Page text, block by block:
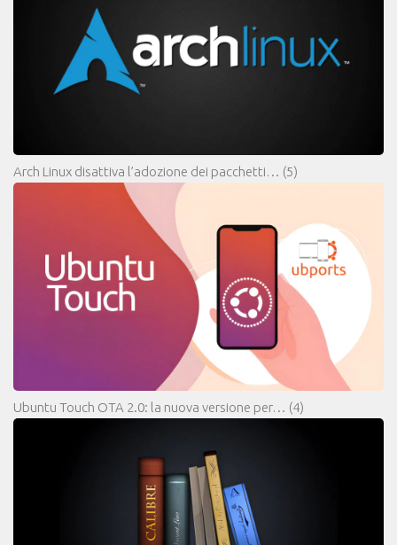
Arch Linux disattiva l’adozione dei pacchetti… (5)
Ubuntu Touch OTA 2.0: la nuova versione per… (4)